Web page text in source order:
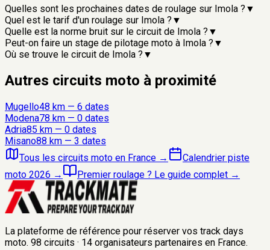
Quelles sont les prochaines dates de roulage sur Imola ? ▼
Quel est le tarif d'un roulage sur Imola ? ▼
Quelle est la norme bruit sur le circuit de Imola ? ▼
Peut-on faire un stage de pilotage moto à Imola ? ▼
Où se trouve le circuit de Imola ? ▼
Autres circuits moto à proximité
Mugello48 km — 6 dates
Modena78 km — 0 dates
Adria85 km — 0 dates
Misano88 km — 3 dates
Tous les circuits moto en France →
Calendrier piste
moto 2026 → Premier roulage ? Le guide complet →
La plateforme de référence pour réserver vos track days
moto. 98 circuits · 14 organisateurs partenaires en France.